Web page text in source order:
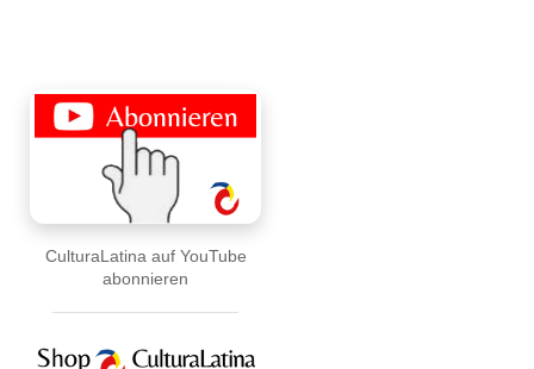
CulturaLatina auf YouTube
abonnieren